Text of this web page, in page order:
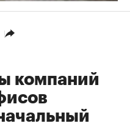
компаний